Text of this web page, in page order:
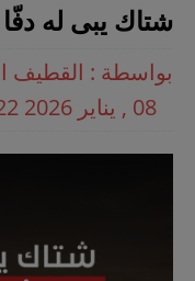
شتاك يبى له
بواسطة : القطيف
08 , يناير 2026 04:22 م